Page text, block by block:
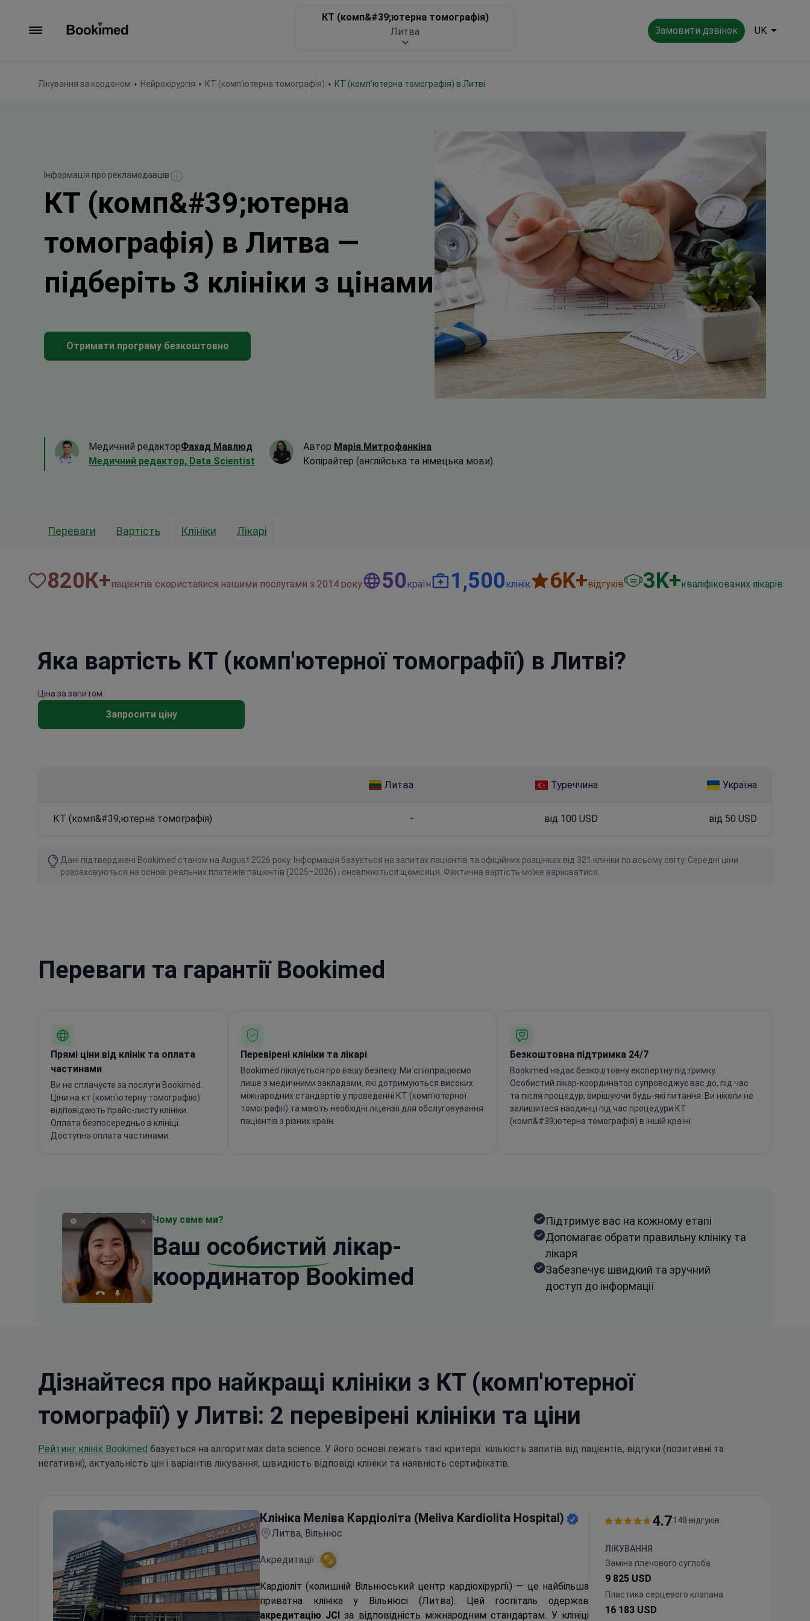
Замовити дзвінок UK
Лікування за кордоном Нейрохірургія КТ (комп'ютерна томографія) КТ (комп'ютерна томографія) в Литві
КТ (комп&#39;ютерна томографія)
Литва
Інформація про рекламодавців
КТ (комп&#39;ютерна
томографія) в Литва —
підберіть 3 клініки з цінами
Отримати програму безкоштовно
Медичний редакторФахад Мавлюд
Медичний редактор, Data Scientist
Автор Марія Митрофанкіна
Копірайтер (англійська та німецька мови)
Переваги Вартість Клініки Лікарі
820К+пацієнтів скористалися нашими послугами з 2014 року 50країн 1,500клінік 6K+відгуків 3K+кваліфікованих лікарів
Яка вартість КТ (комп'ютерної томографії) в Литві?
Ціна за запитом
Запросити ціну
Литва Туреччина Україна
КТ (комп&#39;ютерна томографія) - від 100 USD від 50 USD
Дані підтверджені Bookimed станом на August 2026 року. Інформація базується на запитах пацієнтів та офіційних розцінках від 321 клініки по всьому світу. Середні ціни
розраховуються на основі реальних платежів пацієнтів (2025–2026) і оновлюються щомісяця. Фактична вартість може варіюватися.
Переваги та гарантії Bookimed
Прямі ціни від клінік та оплата
частинами
Ви не сплачуєте за послуги Bookimed.
Ціни на кт (комп'ютерну томографію)
відповідають прайс-листу клініки.
Оплата безпосередньо в клініці.
Доступна оплата частинами.
Перевірені клініки та лікарі
Bookimed піклується про вашу безпеку. Ми співпрацюємо
лише з медичними закладами, які дотримуються високих
міжнародних стандартів у проведенні КТ (комп'ютерної
томографії) та мають необхідні ліцензії для обслуговування
пацієнтів з різних країн.
Безкоштовна підтримка 24/7
Bookimed надає безкоштовну експертну підтримку.
Особистий лікар-координатор супроводжує вас до, під час
та після процедур, вирішуючи будь-які питання. Ви ніколи не
залишитеся наодинці під час процедури КТ
(комп&#39;ютерна томографія) в іншій країні.
Чому саме ми?
Ваш особистий лікар-
координатор Bookimed
Підтримує вас на кожному етапі
Допомагає обрати правильну клініку та
лікаря
Забезпечує швидкий та зручний
доступ до інформації
Дізнайтеся про найкращі клініки з КТ (комп'ютерної
томографії) у Литві: 2 перевірені клініки та ціни
Рейтинг клінік Bookimed базується на алгоритмах data science. У його основі лежать такі критерії: кількість запитів від пацієнтів, відгуки (позитивні та
негативні), актуальність цін і варіантів лікування, швидкість відповіді клініки та наявність сертифікатів.
Клініка Меліва Кардіоліта (Meliva Kardiolita Hospital)
Литва, Вільнюс
Акредитації :
Кардіоліт (колишній Вільнюський центр кардіохірургії) — це найбільша
приватна клініка у Вільнюсі (Литва). Цей госпіталь одержав
акредитацію JCI за відповідність міжнародним стандартам. У клініці
4.7148 відгуків
ЛІКУВАННЯ
Заміна плечового суглоба
9 825 USD
Пластика серцевого клапана
16 183 USD